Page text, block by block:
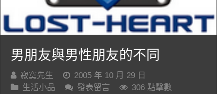
男朋友與男性朋友的不同
寂寞先生
2005 年 10 月 29 日
生活小品
發表留言 306 點擊數